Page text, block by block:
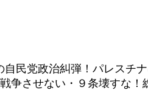
民党政治糾弾！パレスチ
争させない・９条壊すな